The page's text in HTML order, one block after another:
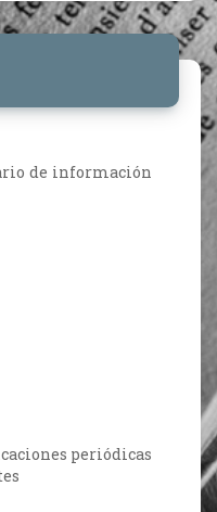
de información
periódicas